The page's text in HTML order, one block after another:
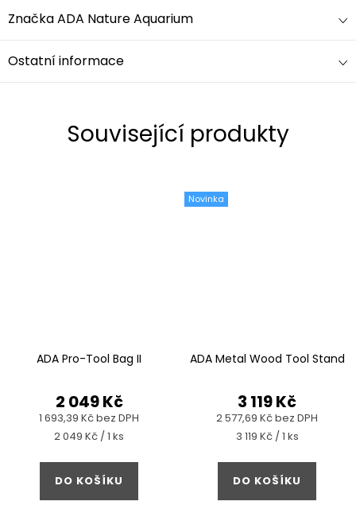
ZnačkaADA Nature Aquarium
Ostatní informace
Související produkty
ADA Pro-Tool Bag II
1 693,39 Kč bez DPH
2 049 Kč
Měrná
2 049 Kč / 1 ks
DO KOŠÍKU
Novinka
ADA Metal Wood Tool Stand
2 577,69 Kč bez DPH
3 119 Kč
Měrná
3 119 Kč / 1 ks
DO KOŠÍKU